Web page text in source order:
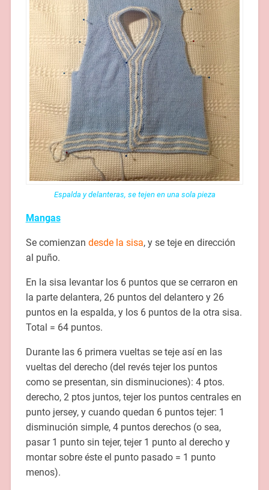
Espalda y delanteras, se tejen en una sola pieza
Mangas
Se comienzan desde la sisa, y se teje en dirección
al puño.
En la sisa levantar los 6 puntos que se cerraron en
la parte delantera, 26 puntos del delantero y 26
puntos en la espalda, y los 6 puntos de la otra sisa.
Total = 64 puntos.
Durante las 6 primera vueltas se teje así en las
vueltas del derecho (del revés tejer los puntos
como se presentan, sin disminuciones): 4 ptos.
derecho, 2 ptos juntos, tejer los puntos centrales en
punto jersey, y cuando quedan 6 puntos tejer: 1
disminución simple, 4 puntos derechos (o sea,
pasar 1 punto sin tejer, tejer 1 punto al derecho y
montar sobre éste el punto pasado = 1 punto
menos).